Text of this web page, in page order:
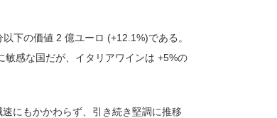
下の価値 2 億ユーロ (+12.1%)である。
感な国だが、イタリアワインは +5%の
にもかかわらず、引き続き堅調に推移